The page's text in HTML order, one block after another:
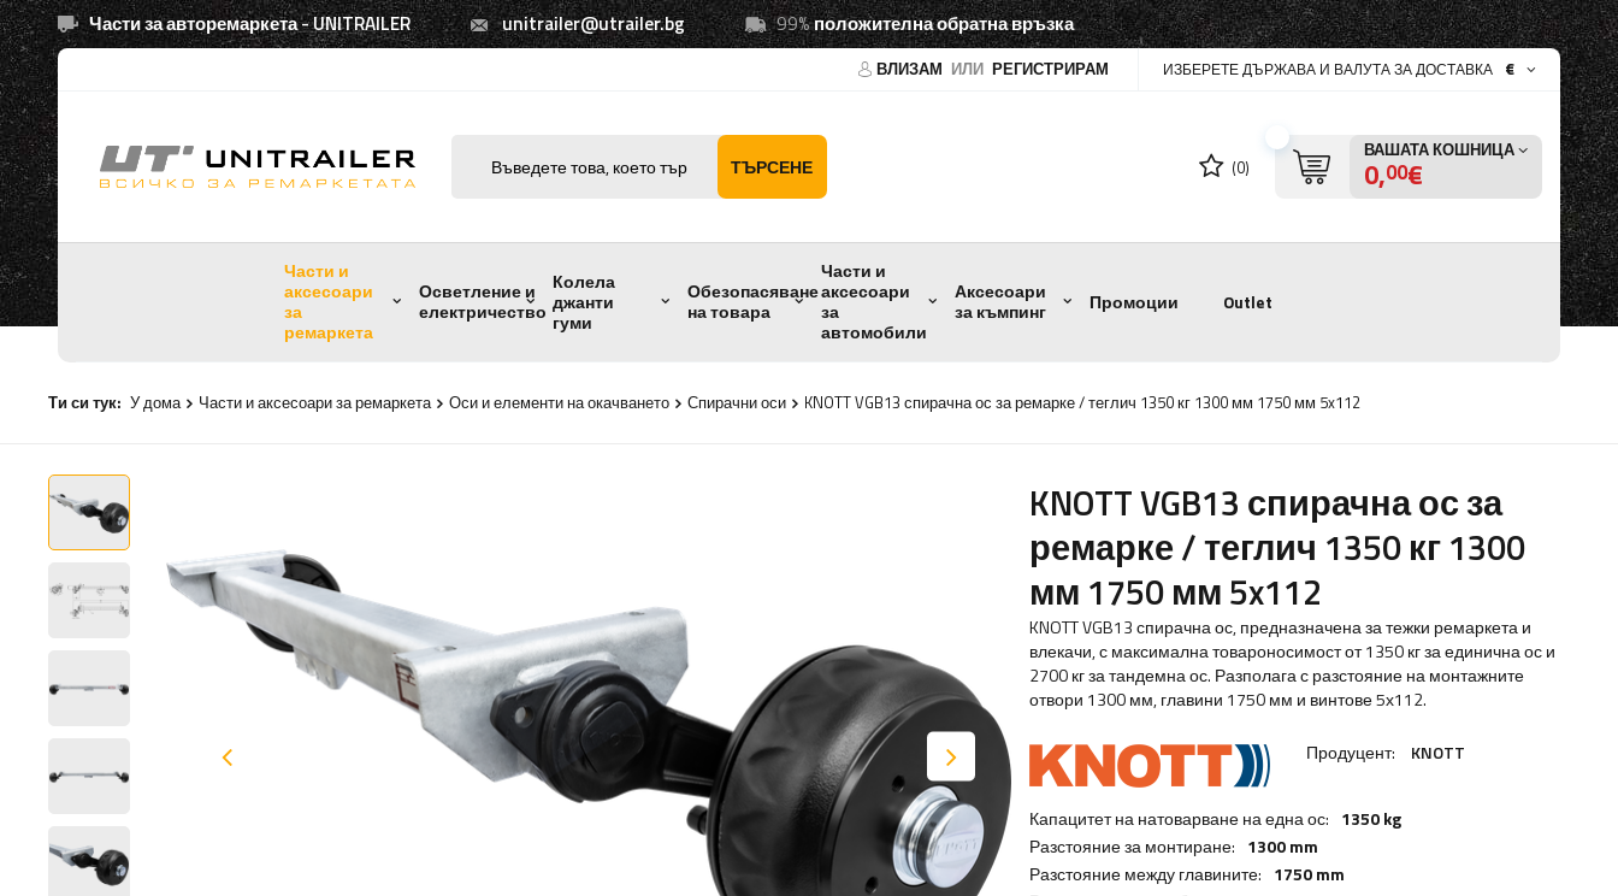
Части за авторемаркета - UNITRAILER unitrailer@utrailer.bg 99%положителна обратна връзка
ВЛИЗАМ ИЛИ РЕГИСТРИРАМ ИЗБЕРЕТЕ ДЪРЖАВА И ВАЛУТА ЗА ДОСТАВКА €
ТЪРСЕНЕ (0)
ВАШАТА КОШНИЦА
0,00€
Части и
аксесоари
за
ремаркета
Осветление и
електричество
Колела
джанти
гуми
Обезопасяване
на товара
Части и
аксесоари
за
автомобили
Аксесоари
за къмпинг
Промоции Outlet
Ти си тук: У дома Части и аксесоари за ремаркета Оси и елементи на окачването Спирачни оси KNOTT VGB13 спирачна ос за ремарке / теглич 1350 кг 1300 мм 1750 мм 5x112
KNOTT VGB13 спирачна ос за
ремарке / теглич 1350 кг 1300
мм 1750 мм 5x112
KNOTT VGB13 спирачна ос, предназначена за тежки ремаркета и
влекачи, с максимална товароносимост от 1350 кг за единична ос и
2700 кг за тандемна ос. Разполага с разстояние на монтажните
отвори 1300 мм, главини 1750 мм и винтове 5х112.
Продуцент: KNOTT
Капацитет на натоварване на една ос: 1350 kg
Разстояние за монтиране: 1300 mm
Разстояние между главините: 1750 mm